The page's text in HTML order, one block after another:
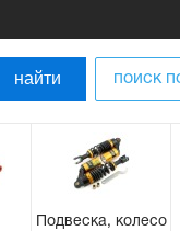
найти поиск
Подвеска, колесо